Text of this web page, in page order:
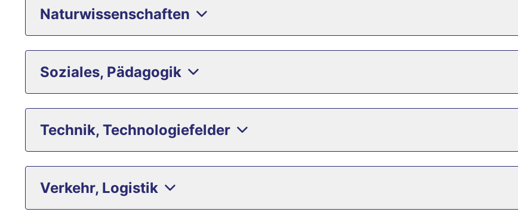
Naturwissenschaften
Soziales, Pädagogik
Technik, Technologiefelder
Verkehr, Logistik